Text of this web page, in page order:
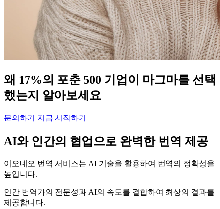
왜 17%의 포춘 500 기업이 마그마를 선택
했는지 알아보세요
문의하기 지금 시작하기
AI와 인간의 협업으로 완벽한 번역 제공
이오네오 번역 서비스는 AI 기술을 활용하여 번역의 정확성을
높입니다.
인간 번역가의 전문성과 AI의 속도를 결합하여 최상의 결과를
제공합니다.